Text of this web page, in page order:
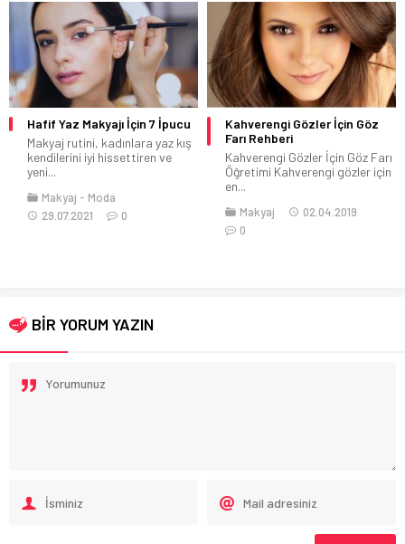
Kahverengi Gözler İçin Göz
Farı Rehberi
Kahverengi Gözler İçin Göz Farı
Öğretimi Kahverengi gözler için
Makyaj
02.04.2019
Yüz Şekline Göre Allık Nasıl
Uygulanır?
Allık Doğru Şekilde Nasıl
Uygulanır? Allığı doğru yoldan
nasıl uygulayacağınızı...
Makyaj
06.06.2017
0
BİR YORUM YAZIN